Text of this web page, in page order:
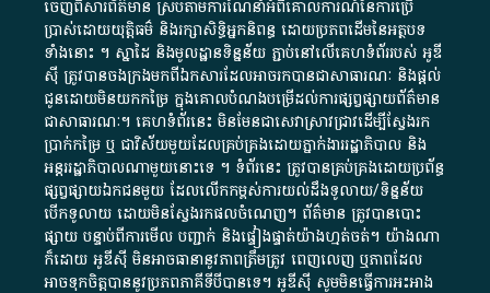
ចេញពី​សារព័ត៌មាន ស្របតាមការ​ណែនាំ​អំពី​គោលការណ៍​នៃ​ការ​ប្រើ
ប្រាស់​ដោយ​យុត្តិធម៌​ និង​រក្សាសិទ្ធិអ្នកនិពន្ធ ដោយ​ប្រភពដើម​នៃ​​អត្ថបទ
ទាំង​នោះ​ ។​ ស្នាដៃ​ និង​មូលដ្ឋាន​ទិន្នន័យ ​ភ្ជាប់​នៅ​លើ​គេហទំព័រ​របស់​ អូ​ឌី​
ស៊ី​ ត្រូវ​បាន​ចងក្រង​មក​ពី​ឯកសារ​ដែល​អាច​រក​បានជា​សាធារណៈ​ និង​ផ្តល់​
ជូន​ដោយ​មិន​យក​កម្រៃ​ ក្នុង​គោលបំណង​បម្រើ​ដល់ការ​ផ្សព្វផ្សាយ​ព័ត៌មាន​
ជា​សាធារណៈ​។​ គេហទំព័រ​នេះ​ មិនមែន​ជា​សេវា​ស្រាវជ្រាវ​ដើម្បី​ស្វែងរក
ប្រាក់​កម្រៃ​ ឬ​ ជា​វិស័យ​មួយ​ដែល​គ្រប់គ្រង​ដោយ​ភ្នាក់ងារ​រដ្ឋាភិបាល​ និង ​
អន្តររដ្ឋាភិបាល​ណាមួយ​នោះ​ទេ ​។​ ទំព័រ​នេះ​ ត្រូវ​បាន​គ្រប់គ្រង​ដោយ​ប្រព័ន្ធ​
ផ្សព្វផ្សាយ​ឯកជន​មួយ​ ដែល​លើកកម្ពស់​ការ​យល់​ដឹង​ទូលាយ​/​ទិន្នន័យ​
បើក​ទូលាយ​ ដោយ​មិនស្វែង​រក​ផល​ចំណេញ​។​ ព័ត៌មាន​ ត្រូវ​បាន​បោះ
ផ្សាយ​ បន្ទាប់​ពី​ការ​មើល​ បញ្ជាក់​ និង​ផ្ទៀងផ្ទាត់​យ៉ាង​ហ្មត់ចត់​។​ យ៉ាងណា​
ក៏​ដោយ​ អូ​ឌី​ស៊ី​ មិន​អាច​ធានា​នូវ​ភាព​ត្រឹមត្រូវ​ ពេញលេញ​ ឬ​ភាព​ដែល​
អាច​ទុកចិត្ត​បាននូវ​ប្រភព​ភាគី​ទី​បី​បាន​ទេ​។​ អូ​ឌី​ស៊ី​ សូម​មិន​ធ្វើការ​អះអាង​